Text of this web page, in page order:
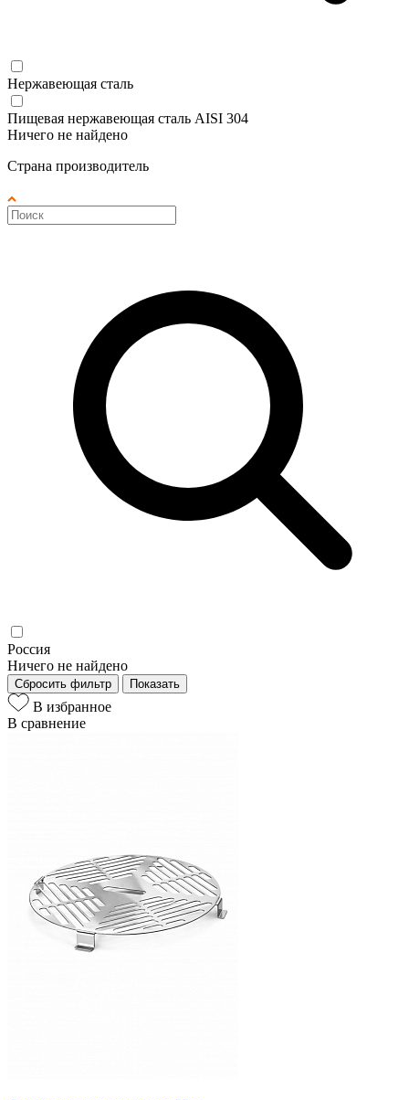
Нержавеющая сталь
Пищевая нержавеющая сталь AISI 304
Ничего не найдено
Страна производитель
Россия
Ничего не найдено
Сбросить фильтр Показать
В избранное
В сравнение